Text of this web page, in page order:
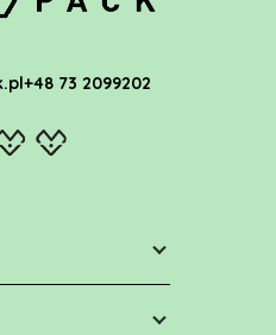
+48 73 2099202